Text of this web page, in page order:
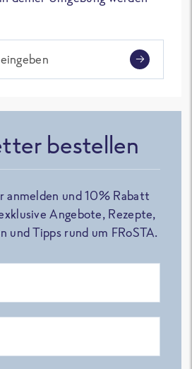
bestellen
anmelden und 10% Rabatt
Angebote, Rezepte,
und Tipps rund um FRoSTA.